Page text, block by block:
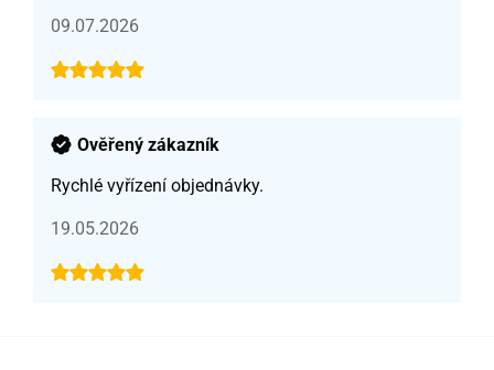
09.07.2026
Ověřený zákazník
Rychlé vyřízení objednávky.
19.05.2026